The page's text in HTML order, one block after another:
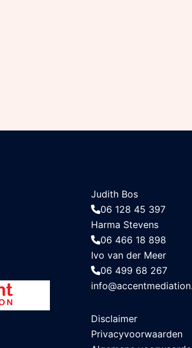
Judith Bos
06 128 45 397
Harma Stevens
06 466 18 898
Ivo van der Meer
06 499 68 267
Disclaimer
Privacyvoorwaarden